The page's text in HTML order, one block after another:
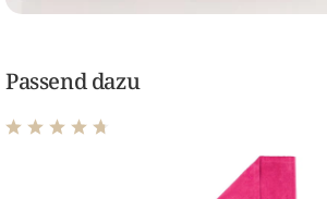
Passend dazu
Durchschnittliche Bewertung von 4.77